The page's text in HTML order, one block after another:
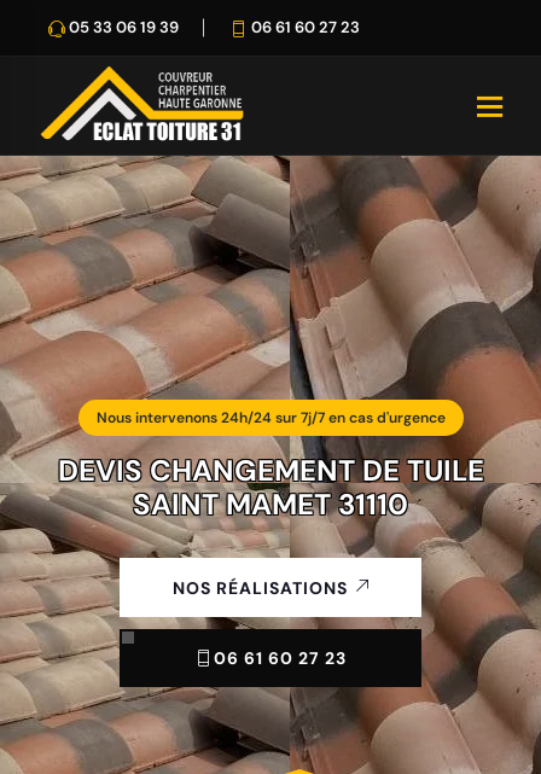
05 33 06 19 39 06 61 60 27 23
Nous intervenons 24h/24 sur 7j/7 en cas d'urgence
DEVIS CHANGEMENT DE TUILE
SAINT MAMET 31110
NOS RÉALISATIONS
06 61 60 27 23